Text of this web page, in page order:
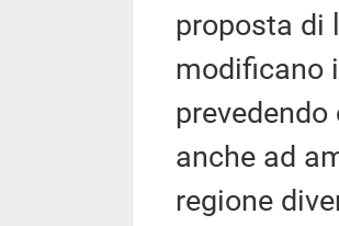
proposta di
modificano
anche ad
regione